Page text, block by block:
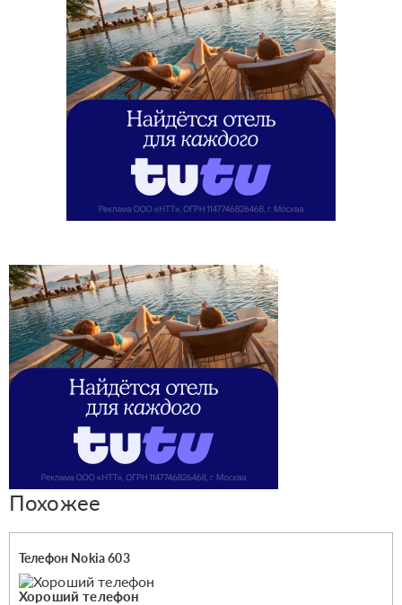
Похожее
Телефон Nokia 603
Хороший телефон